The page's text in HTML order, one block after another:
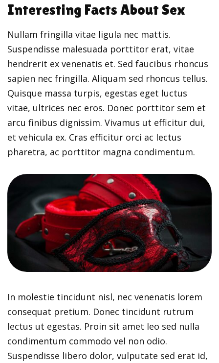
Interesting Facts About Sex
Nullam fringilla vitae ligula nec mattis.
Suspendisse malesuada porttitor erat, vitae
hendrerit ex venenatis et. Sed faucibus rhoncus
sapien nec fringilla. Aliquam sed rhoncus tellus.
Quisque massa turpis, egestas eget luctus
vitae, ultrices nec eros. Donec porttitor sem et
arcu finibus dignissim. Vivamus ut efficitur dui,
et vehicula ex. Cras efficitur orci ac lectus
pharetra, ac porttitor magna condimentum.
In molestie tincidunt nisl, nec venenatis lorem
consequat pretium. Donec tincidunt rutrum
lectus ut egestas. Proin sit amet leo sed nulla
condimentum commodo vel non odio.
Suspendisse libero dolor, vulputate sed erat id,